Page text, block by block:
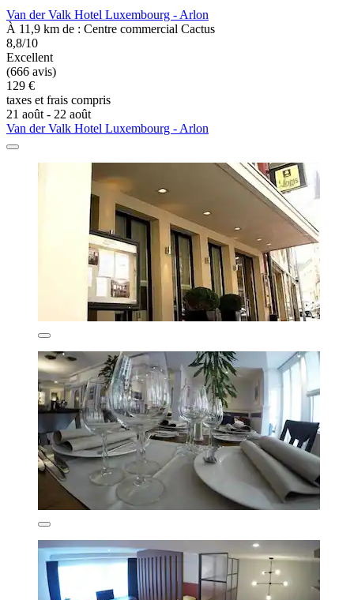
Van der Valk Hotel Luxembourg - Arlon
À 11,9 km de : Centre commercial Cactus
8,8/10
Excellent
(666 avis)
129 €
taxes et frais compris
21 août - 22 août
Van der Valk Hotel Luxembourg - Arlon